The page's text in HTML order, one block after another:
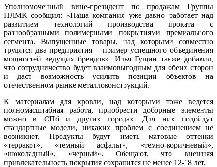
Уполномоченный вице-президент по продажам Группы
НЛМК сообщил: «Наша компания уже давно работает над
развитием технологий производства проката с
разнообразными полимерными покрытиями премиального
сегмента. Выпущенные товары, над которыми совместно
трудятся два предприятия – пример успешного объединения
мощностей ведущих брендов». Илья Гущин также добавил,
что сотрудничество будет взаимовыгодным для обеих сторон
и даст возможность усилить позиции объектов на
отечественном рынке металлоконструкций.
К материалам для кровли, над которыми тоже ведется
полномасштабная работа, приобрести доборные элементы
можно в СПб и других городах. Для них подойдут
стандартные модели, никаких проблем с соединением не
возникнет. Продукты будут иметь матовые оттенки
«терракот», «темный асфальт», «темно-коричневый»,
«шоколадный», «черный». Обещают, что внешняя
привлекательность покрытия сохранится не менее 12-18 лет.